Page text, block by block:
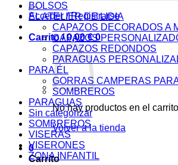
Acceder / Registrarse
Carrito /0,00€ 0
No hay productos en el
Volver a la tienda
0
Carrito
BOLSOS
EL ATELIER DE LIDIA
CAPAZOS DECORADOS A
CAPAZOS
CAPAZOS REDONDOS
PARAGUAS
PARA ÉL
GORRAS CAMPERAS
SOMBREROS
PARAGUAS
Sin categorizar
SOMBREROS
VISERAS
VISERONES
ZONA INFANTIL